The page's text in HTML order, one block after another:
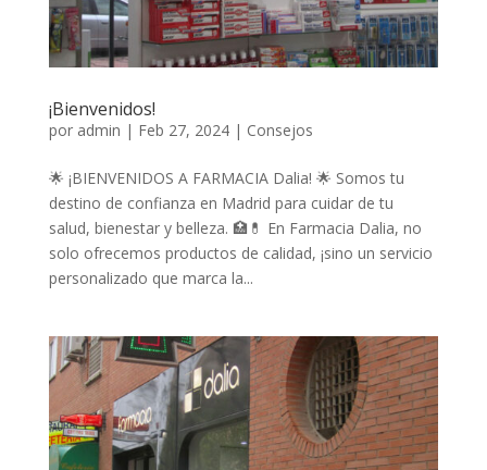
¡Bienvenidos!
por admin | Feb 27, 2024| Consejos
🌟 ¡BIENVENIDOS A FARMACIA Dalia! 🌟 Somos tu
destino de confianza en Madrid para cuidar de tu
salud, bienestar y belleza. 🏥💊 En Farmacia Dalia, no
solo ofrecemos productos de calidad, ¡sino un servicio
personalizado que marca la...